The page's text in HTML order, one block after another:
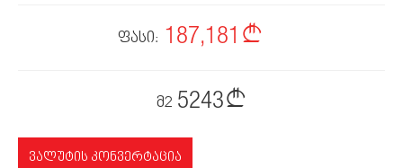
ფასი: 187,181
მ2 5243
ᲕᲐᲚᲣᲢᲘᲡ ᲙᲝᲜᲕᲔᲠᲢᲐᲪᲘᲐ